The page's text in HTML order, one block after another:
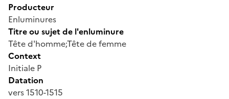
Producteur
Enluminures
Titre ou sujet de l'enluminure
Tête d'homme;Tête de femme
Context
Initiale P
Datation
vers 1510-1515